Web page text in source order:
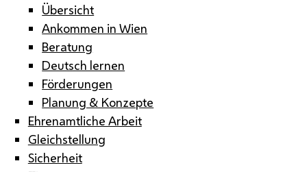
Übersicht
Ankommen in Wien
Beratung
Deutsch lernen
Förderungen
Planung & Konzepte
Ehrenamtliche Arbeit
Gleichstellung
Sicherheit